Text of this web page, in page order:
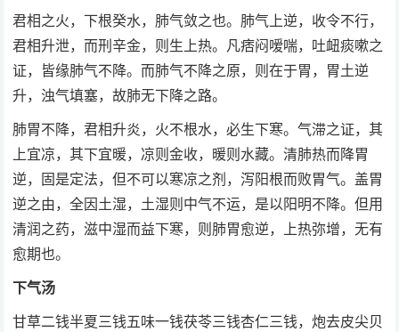
君相之火，下根癸水，肺气敛之也。肺气上逆，收令不行，
君相升泄，而刑辛金，则生上热。凡痞闷嗳喘，吐衄痰嗽之
证，皆缘肺气不降。而肺气不降之原，则在于胃，胃土逆
升，浊气填塞，故肺无下降之路。
肺胃不降，君相升炎，火不根水，必生下寒。气滞之证，其
上宜凉，其下宜暖，凉则金收，暖则水藏。清肺热而降胃
逆，固是定法，但不可以寒凉之剂，泻阳根而败胃气。盖胃
逆之由，全因土湿，土湿则中气不运，是以阳明不降。但用
清润之药，滋中湿而益下寒，则肺胃愈逆，上热弥增，无有
愈期也。
下气汤
甘草二钱半夏三钱五味一钱茯苓三钱杏仁三钱，炮去皮尖贝